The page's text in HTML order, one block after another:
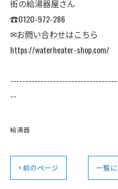
街の給湯器屋さん
☎0120-972-286
✉お問い合わせはこちら
https://waterheater-shop.com/
--
給湯器
< 前のページ 一覧